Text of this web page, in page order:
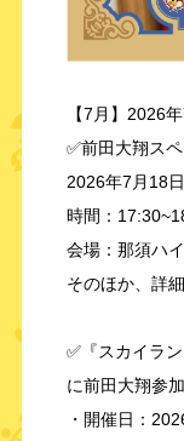
【7月】2026
✅前田大翔ス
2026年7月18日
時間：
会場：那須ハ
そのほか、詳
✅『スカイラ
に前田大翔参加
・開催日：